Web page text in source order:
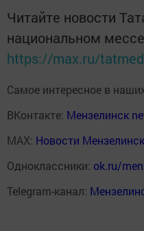
Читайте новости
национальном
https://max.ru/
Самое интересное в
ВКонтакте: Мензелинск
MAX: Новости
Одноклассники: ok.ru/
Telegram-канал: